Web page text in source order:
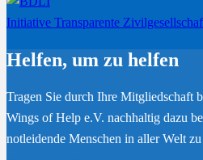
Initiative Transparente
Helfen, um zu helfen
Tragen Sie durch Ihre Mitgliedschaft
Wings of Help e.V. nachhaltig dazu
notleidende Menschen in aller Welt